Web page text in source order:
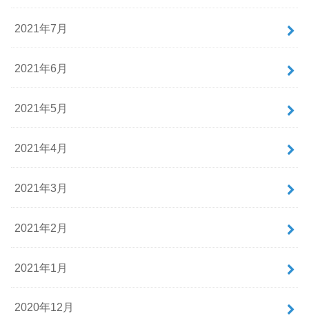
2021年7月
2021年6月
2021年5月
2021年4月
2021年3月
2021年2月
2021年1月
2020年12月